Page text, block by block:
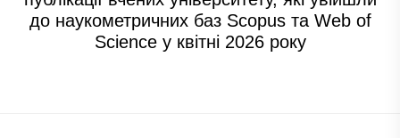
до наукометричних баз Scopus та Web of
Science у квітні 2026 року